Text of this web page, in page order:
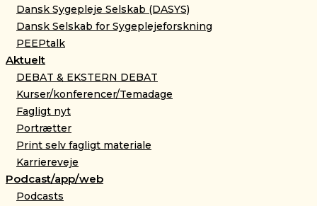
Dansk Sygepleje Selskab (DASYS)
Dansk Selskab for Sygeplejeforskning
PEEPtalk
Aktuelt
DEBAT & EKSTERN DEBAT
Kurser/konferencer/Temadage
Fagligt nyt
Portrætter
Print selv fagligt materiale
Karriereveje
Podcast/app/web
Podcasts